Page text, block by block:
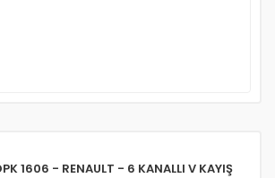
1606 - RENAULT - 6 KANALLI V KAYIŞ